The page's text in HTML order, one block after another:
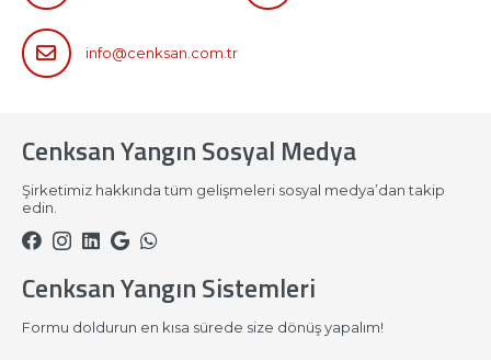
info@cenksan.com.tr
Cenksan Yangın Sosyal Medya
Şirketimiz hakkında tüm gelişmeleri sosyal medya’dan takip
edin.
Cenksan Yangın Sistemleri
Formu doldurun en kısa sürede size dönüş yapalım!